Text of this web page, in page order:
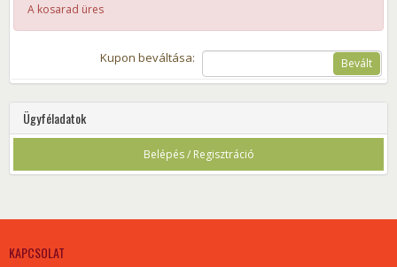
A kosarad üres
Kupon beváltása: Bevált
Ügyféladatok
Belépés / Regisztráció
KAPCSOLAT